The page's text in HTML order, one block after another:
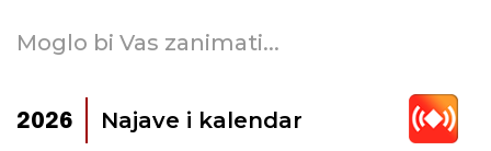
Moglo bi Vas zanimati...
2026 Najave i kalendar